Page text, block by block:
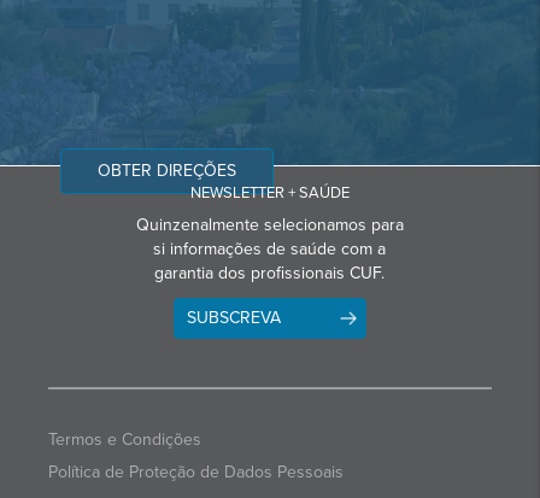
OBTER DIREÇÕES
NEWSLETTER + SAÚDE
Quinzenalmente selecionamos para
si informações de saúde com a
garantia dos profissionais CUF.
SUBSCREVA
Termos e Condições
Política de Proteção de Dados Pessoais